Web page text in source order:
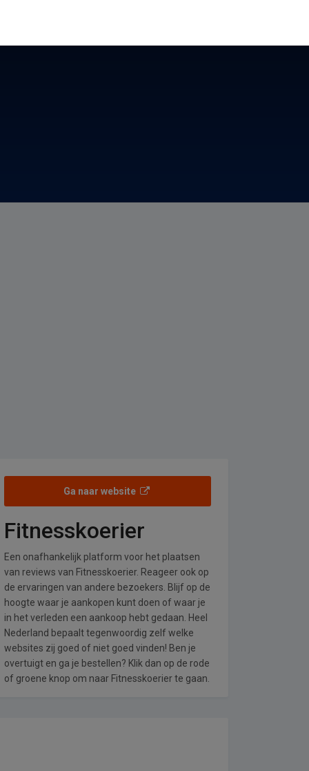
Ga naar website
Fitnesskoerier
Een onafhankelijk platform voor het plaatsen
van reviews van Fitnesskoerier. Reageer ook op
de ervaringen van andere bezoekers. Blijf op de
hoogte waar je aankopen kunt doen of waar je
in het verleden een aankoop hebt gedaan. Heel
Nederland bepaalt tegenwoordig zelf welke
websites zij goed of niet goed vinden! Ben je
overtuigt en ga je bestellen? Klik dan op de rode
of groene knop om naar Fitnesskoerier te gaan.